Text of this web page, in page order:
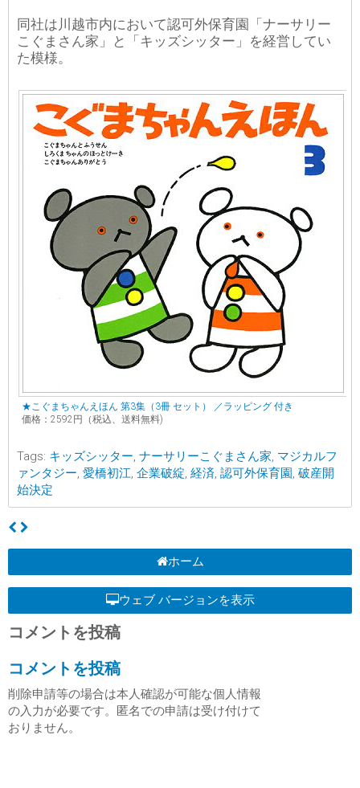
同社は川越市内において認可外保育園「ナーサリー
こぐまさん家」と「キッズシッター」を経営してい
た模様。
★こぐまちゃんえほん 第3集（3冊 セット） ／ラッピング 付き
価格：2592円（税込、送料無料)
Tags: キッズシッター, ナーサリーこぐまさん家, マジカルフ
ァンタジー, 愛橋初江, 企業破綻, 経済, 認可外保育園, 破産開
始決定
ホーム
ウェブ バージョンを表示
コメントを投稿
コメントを投稿
削除申請等の場合は本人確認が可能な個人情報
の入力が必要です。匿名での申請は受け付けて
おりません。